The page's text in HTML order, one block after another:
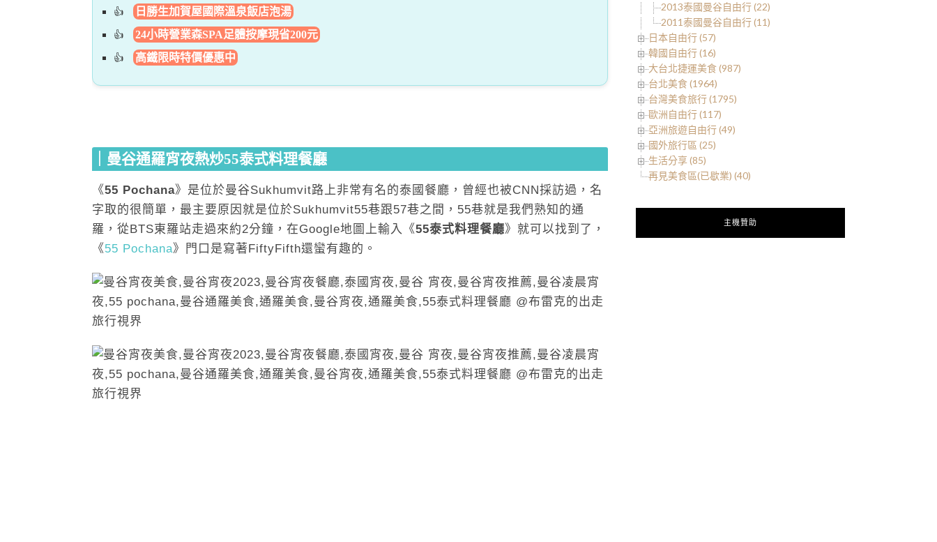
日勝生加賀屋國際溫泉飯店泡湯
24小時營業森SPA足體按摩現省200元
高鐵限時特價優惠中
｜曼谷通羅宵夜熱炒55泰式料理餐廳
《55 Pochana》是位於曼谷Sukhumvit路上非常有名的泰國餐廳，曾經也被CNN採訪過，名
字取的很簡單，最主要原因就是位於Sukhumvit55巷跟57巷之間，55巷就是我們熟知的通
羅，從BTS東羅站走過來約2分鐘，在Google地圖上輸入《55泰式料理餐廳》就可以找到了，
《55 Pochana》門口是寫著FiftyFifth還蠻有趣的。
2013泰國曼谷自由行 (22)
2011泰國曼谷自由行 (11)
日本自由行 (57)
韓國自由行 (16)
大台北捷運美食 (987)
台北美食 (1964)
台灣美食旅行 (1795)
歐洲自由行 (117)
亞洲旅遊自由行 (49)
國外旅行區 (25)
生活分享 (85)
再見美食區(已歇業) (40)
主機贊助